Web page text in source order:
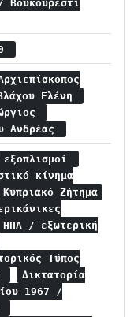
Βουκουρέστι
Ελένη
Ανδρέας
κίνημα
Κυπριακό Ζήτημα
ΗΠΑ / εξωτερική
Τύπος
Δικτατορία
1967 /